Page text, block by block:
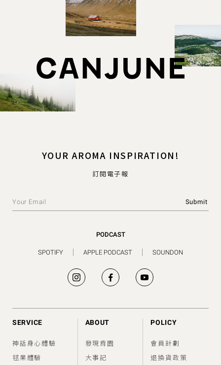
YOUR AROMA INSPIRATION!
訂閱電子報
PODCAST
SPOTIFY SOUNDON
APPLE PODCAST
SERVICE
神話身心體驗
毬果體驗
ABOUT
發現肯園
大事記
POLICY
會員計劃
退換貨政策